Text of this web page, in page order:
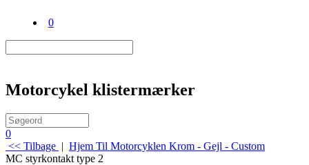
0
Motorcykel klistermærker
0
<< Tilbage | Hjem Til Motorcyklen Krom - Gejl - Custom
MC styrkontakt type 2